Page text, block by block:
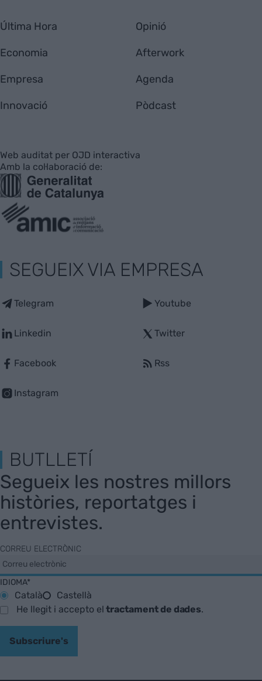
Última Hora
Economia
Empresa
Innovació
Opinió
Afterwork
Agenda
Pòdcast
Web auditat per OJD interactiva
Amb la col·laboració de:
SEGUEIX VIA EMPRESA
Telegram
Linkedin
Facebook
Instagram
Youtube
Twitter
Rss
BUTLLETÍ
Segueix les nostres millors
històries, reportatges i
entrevistes.
CORREU ELECTRÒNIC
IDIOMA*
Català
Castellà
He llegit i accepto eltractament de dades.
Subscriure's